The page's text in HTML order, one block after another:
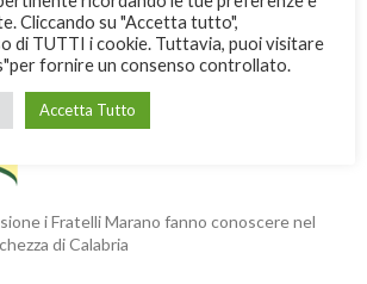
i Fratelli Marano fanno conoscere nel
di Calabria
Cliccando su "Accetta tutto",
di TUTTI i cookie. Tuttavia, puoi visitare
fornire un consenso controllato.
Accetta Tutto